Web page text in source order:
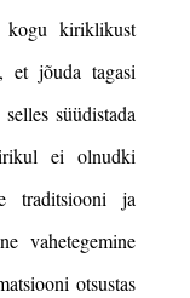
kiriklikust
et jõuda tagasi
süüdistada
ei olnudki
traditsiooni ja
vahetegemine
otsustas